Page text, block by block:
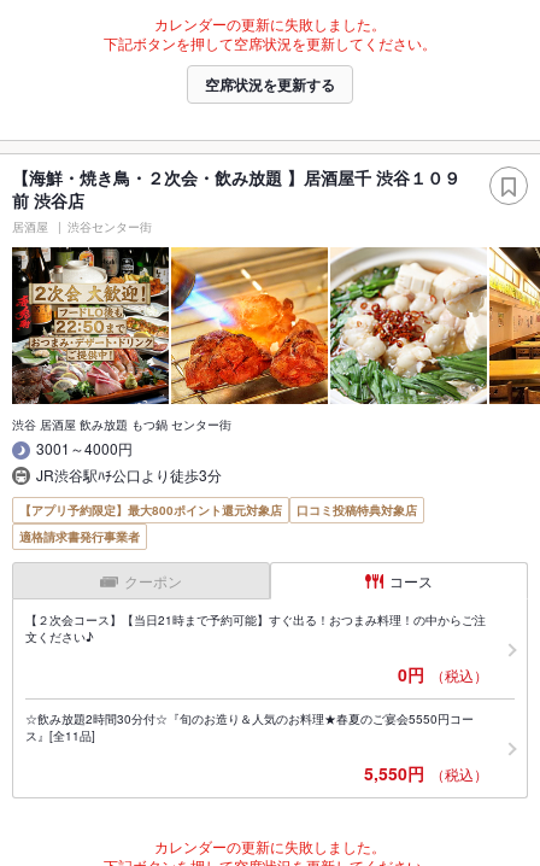
カレンダーの更新に失敗しました。
下記ボタンを押して空席状況を更新してください。
空席状況を更新する
【海鮮・焼き鳥・２次会・飲み放題 】居酒屋千 渋谷１０９
前 渋谷店
居酒屋 渋谷センター街
渋谷 居酒屋 飲み放題 もつ鍋 センター街
3001～4000円
JR渋谷駅ﾊﾁ公口より徒歩3分
【アプリ予約限定】最大800ポイント還元対象店
口コミ投稿特典対象店
適格請求書発行事業者
クーポン コース
【２次会コース】【当日21時まで予約可能】すぐ出る！おつまみ料理！の中からご注
文ください♪
0円 （税込）
☆飲み放題2時間30分付☆『旬のお造り＆人気のお料理★春夏のご宴会5550円コー
ス』[全11品]
5,550円 （税込）
カレンダーの更新に失敗しました。